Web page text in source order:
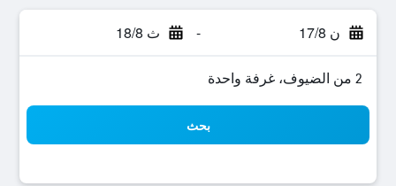
ن 17/8 - ث 18/8
2 من الضيوف، غرفة واحدة
بحث